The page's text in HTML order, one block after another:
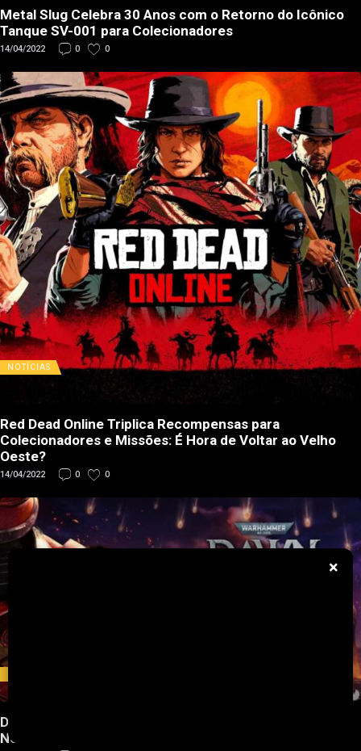
Metal Slug Celebra 30 Anos com o Retorno do Icônico
Tanque SV-001 para Colecionadores
14/04/2022 0 0
NOTÍCIAS
Red Dead Online Triplica Recompensas para
Colecionadores e Missões: É Hora de Voltar ao Velho
Oeste?
14/04/2022 0 0
Dawn of War IV: Necrons Ressurgem Impiedosos em
Novo Trailer e Pré-Venda Aberta!
×